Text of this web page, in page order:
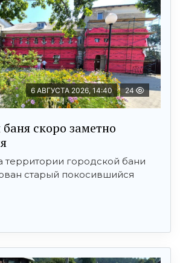
6 АВГУСТА 2026, 14:40 24
скоро заметно
территории городской бани
старый покосившийся